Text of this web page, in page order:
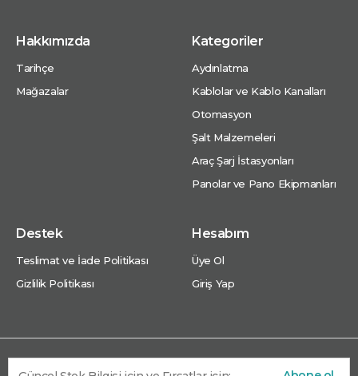
Hakkımızda
Tarihçe
Mağazalar
Kategoriler
Aydınlatma
Kablolar ve Kablo Kanalları
Otomasyon
Şalt Malzemeleri
Araç Şarj İstasyonları
Panolar ve Pano Ekipmanları
Destek
Teslimat ve İade Politikası
Gizlilik Politikası
Hesabım
Üye Ol
Giriş Yap